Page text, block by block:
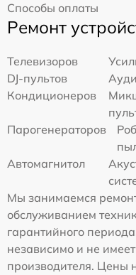
Способы оплаты
Ремонт
Телевизоров
DJ-пультов
Кондиционеров
Парогенераторов
Автомагнитол
Мы занимаемся
обслуживанием
гарантийного
независимо и не
производителя. Цены